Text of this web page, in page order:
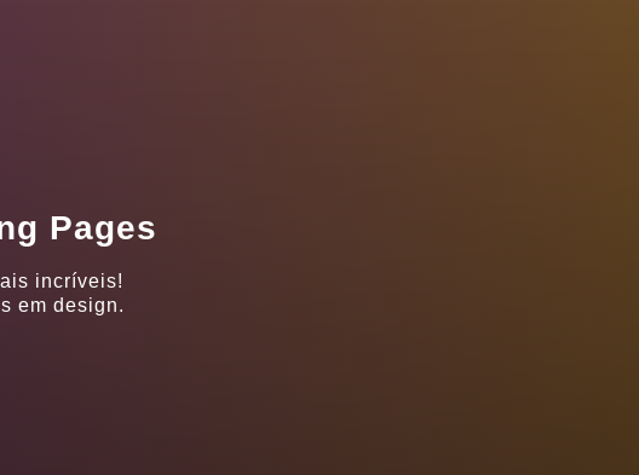
Pages
incríveis!
em design.